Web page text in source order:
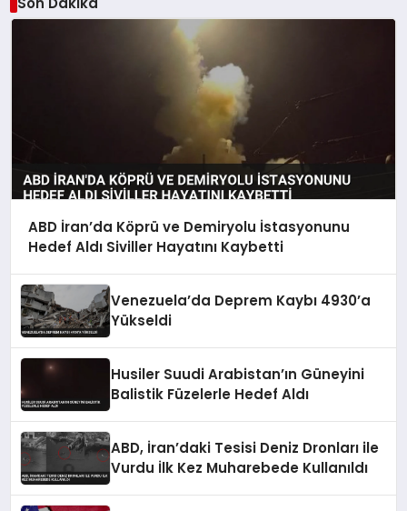
ABD İran’da Köprü ve Demiryolu İstasyonunu
Hedef Aldı Siviller Hayatını Kaybetti
Venezuela’da Deprem Kaybı 4930’a
Yükseldi
Husiler Suudi Arabistan’ın Güneyini
Balistik Füzelerle Hedef Aldı
ABD, İran’daki Tesisi Deniz Dronları ile
Vurdu İlk Kez Muharebede Kullanıldı